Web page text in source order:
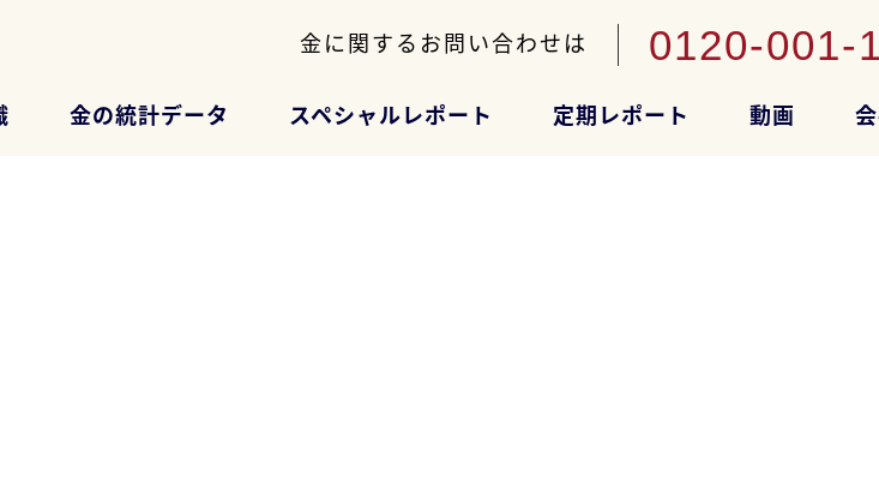
金に関するお問い合わせは 0120-001-
金の統計データ スペシャルレポート 定期レポート 動画